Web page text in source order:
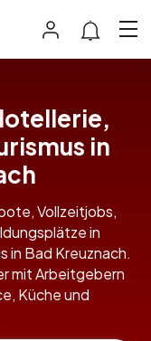
in
Vollzeitjobs,
in
in Bad Kreuznach.
mit Arbeitgebern
Küche und